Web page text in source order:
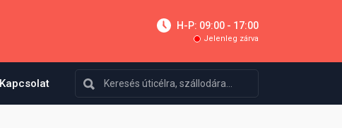
H-P: 09:00 - 17:00
Jelenleg zárva
Kapcsolat